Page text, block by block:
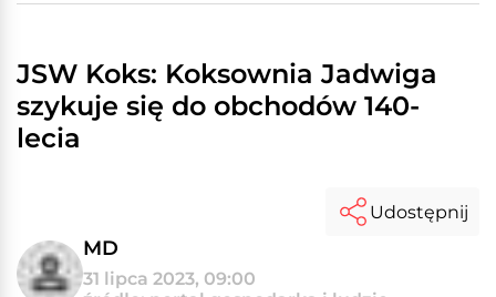
JSW Koks: Koksownia Jadwiga
szykuje się do obchodów 140-
lecia
MD
31 lipca 2023, 09:00
Udostępnij